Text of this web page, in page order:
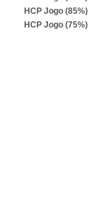
HCP Jogo (85%)
HCP Jogo (75%)